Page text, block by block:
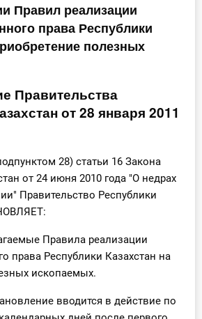
Правил реализации
права Республики
полезных
Правительства
от 28 января 2011
28) статьи 16 Закона
от 24 июня 2010 года "О недрах
Правительство Республики
Правила реализации
права Республики Казахстан на
ископаемых.
вводится в действие по